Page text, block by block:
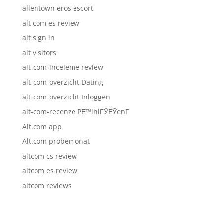
allentown eros escort
alt com es review
alt sign in
alt visitors
alt-com-inceleme review
alt-com-overzicht Dating
alt-com-overzicht Inloggen
alt-com-recenze PЕ™ihlГЎЕЎenГ­
Alt.com app
Alt.com probemonat
altcom cs review
altcom es review
altcom reviews